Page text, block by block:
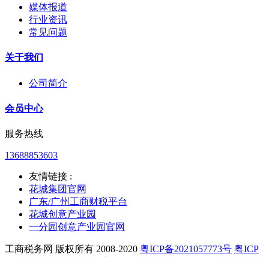
媒体报道
行业资讯
常见问题
关于我们
公司简介
会员中心
服务热线
13688853603
友情链接 :
花城集团官网
广东/广州工商财税平台
花城创意产业园
一分园创意产业园官网
工商税务网 版权所有 2008-2020 粤ICP备2021057773号 粤ICP